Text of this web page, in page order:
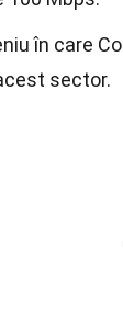
în care
sector.